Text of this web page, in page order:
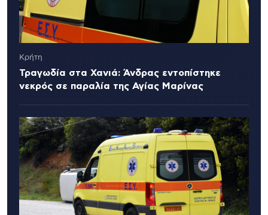
Κρήτη
Τραγωδία στα Χανιά: Άνδρας εντοπίστηκε
νεκρός σε παραλία της Αγίας Μαρίνας